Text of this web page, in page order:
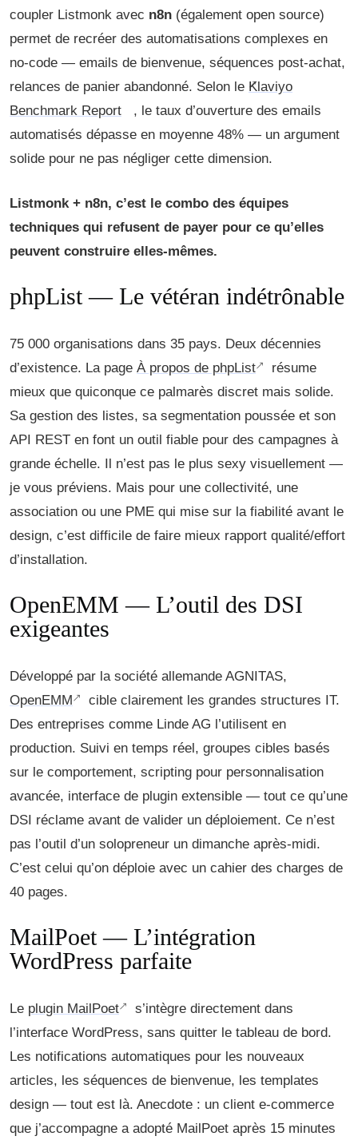
coupler Listmonk avec n8n (également open source)
permet de recréer des automatisations complexes en
no-code — emails de bienvenue, séquences post-achat,
relances de panier abandonné. Selon le Klaviyo
Benchmark Report
, le taux d’ouverture des emails
automatisés dépasse en moyenne 48% — un argument
solide pour ne pas négliger cette dimension.
Listmonk + n8n, c’est le combo des équipes
techniques qui refusent de payer pour ce qu’elles
peuvent construire elles-mêmes.
phpList — Le vétéran indétrônable
75 000 organisations dans 35 pays. Deux décennies
d’existence. La page À propos de phpList
résume
mieux que quiconque ce palmarès discret mais solide.
Sa gestion des listes, sa segmentation poussée et son
API REST en font un outil fiable pour des campagnes à
grande échelle. Il n’est pas le plus sexy visuellement —
je vous préviens. Mais pour une collectivité, une
association ou une PME qui mise sur la fiabilité avant le
design, c’est difficile de faire mieux rapport qualité/effort
d’installation.
OpenEMM — L’outil des DSI
exigeantes
Développé par la société allemande AGNITAS,
OpenEMM
cible clairement les grandes structures IT.
Des entreprises comme Linde AG l’utilisent en
production. Suivi en temps réel, groupes cibles basés
sur le comportement, scripting pour personnalisation
avancée, interface de plugin extensible — tout ce qu’une
DSI réclame avant de valider un déploiement. Ce n’est
pas l’outil d’un solopreneur un dimanche après-midi.
C’est celui qu’on déploie avec un cahier des charges de
40 pages.
MailPoet — L’intégration
WordPress parfaite
Le plugin MailPoet
s’intègre directement dans
l’interface WordPress, sans quitter le tableau de bord.
Les notifications automatiques pour les nouveaux
articles, les séquences de bienvenue, les templates
design — tout est là. Anecdote : un client e-commerce
que j’accompagne a adopté MailPoet après 15 minutes